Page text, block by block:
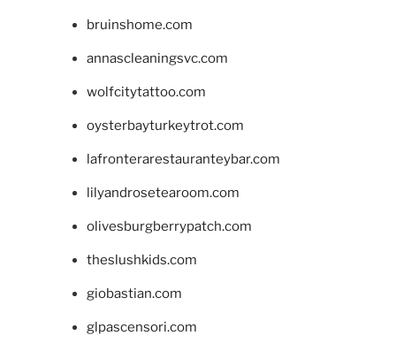
bruinshome.com
annascleaningsvc.com
wolfcitytattoo.com
oysterbayturkeytrot.com
lafronterarestauranteybar.com
lilyandrosetearoom.com
olivesburgberrypatch.com
theslushkids.com
giobastian.com
glpascensori.com